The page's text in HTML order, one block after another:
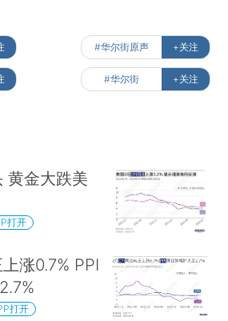
#华尔街原声 +关注
#华尔街 +关注
黄金大跌美
打开
涨0.7% PPI
打开